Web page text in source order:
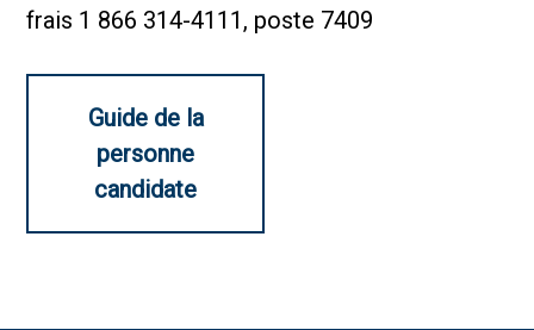
frais 1 866 314-4111, poste 7409
Guide de la
personne
candidate